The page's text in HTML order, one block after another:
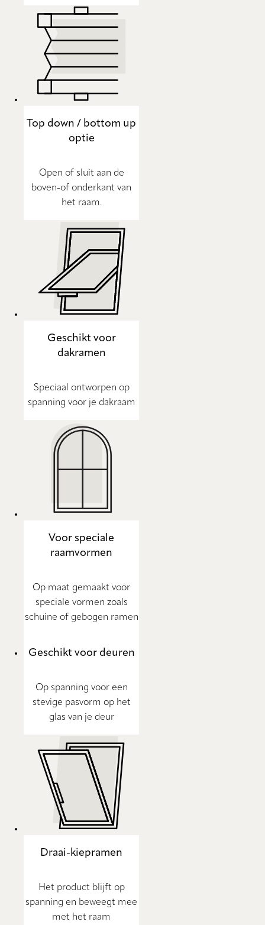
Top down / bottom up
optie
Open of sluit aan de
boven-of onderkant van
het raam.
Geschikt voor
dakramen
Speciaal ontworpen op
spanning voor je dakraam
Voor speciale
raamvormen
Op maat gemaakt voor
speciale vormen zoals
schuine of gebogen ramen
Geschikt voor deuren
Op spanning voor een
stevige pasvorm op het
glas van je deur
Draai-kiepramen
Het product blijft op
spanning en beweegt mee
met het raam